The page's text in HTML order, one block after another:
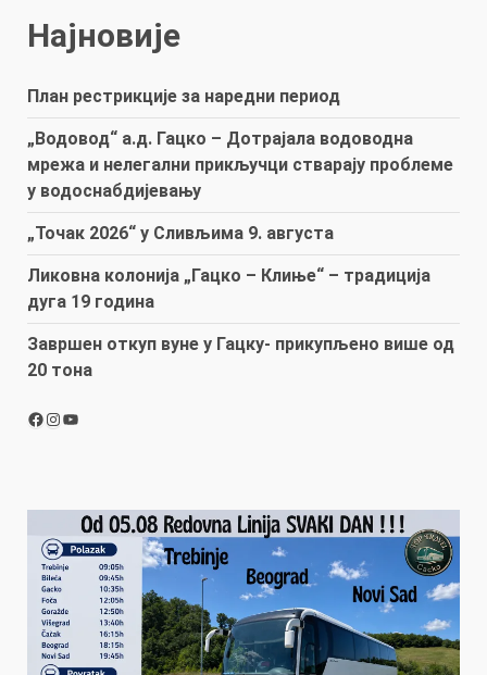
Најновије
План рестрикције за наредни период
„Водовод“ а.д. Гацко – Дотрајала водоводна
мрежа и нелегални прикључци стварају проблеме
у водоснабдијевању
„Точак 2026“ у Сливљима 9. августа
Ликовна колонија „Гацко – Клиње“ – традиција
дуга 19 година
Завршен откуп вуне у Гацку- прикупљено више од
20 тона
Facebook
Instagram
YouTube